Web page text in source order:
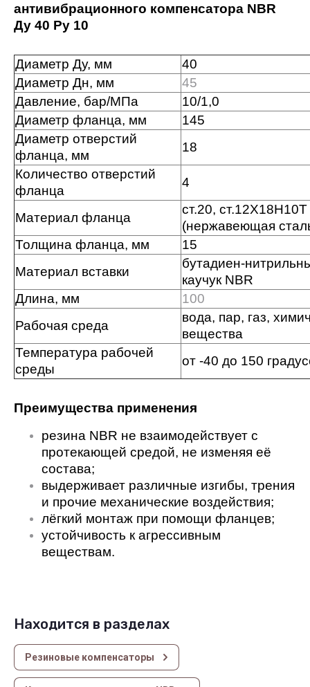
антивибрационного компенсатора NBR
Ду 40 Ру 10
Диаметр Ду, мм
40
Диаметр Дн, мм
45
Давление, бар/МПа
10/1,0
Диаметр фланца, мм
145
Диаметр отверстий
фланца, мм
18
Количество отверстий
фланца
4
Материал фланца
ст.20, ст.12Х18Н10Т
(нержавеющая
Толщина фланца, мм
15
Материал вставки
бутадиен-
каучук NBR
Длина, мм
100
Рабочая среда
вода, пар, газ,
вещества
Температура рабочей
среды
от -40 до 150
Преимущества применения
резина NBR не взаимодействует с
протекающей средой, не изменяя её
состава;
выдерживает различные изгибы, трения
и прочие механические воздействия;
лёгкий монтаж при помощи фланцев;
устойчивость к агрессивным
веществам.
Находится в разделах
Резиновые компенсаторы